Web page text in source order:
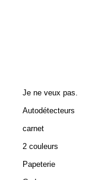
Je ne veux pas.
Autodétecteurs
carnet
2 couleurs
Papeterie